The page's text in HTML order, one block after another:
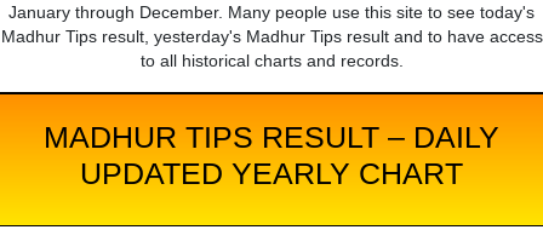
January through December. Many people use this site to see today's
Madhur Tips result, yesterday's Madhur Tips result and to have access
to all historical charts and records.
MADHUR TIPS RESULT – DAILY
UPDATED YEARLY CHART